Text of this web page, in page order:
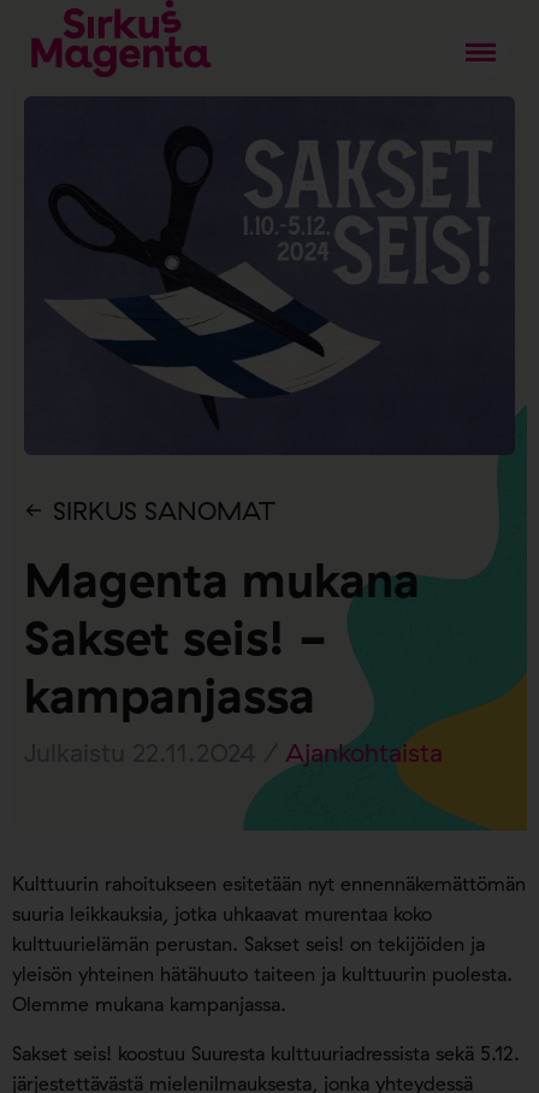
SIRKUS SANOMAT
Magenta mukana
Sakset seis! -
kampanjassa
Ajankohtaista
Kulttuurin rahoitukseen esitetään nyt ennennäkemättömän
suuria leikkauksia, jotka uhkaavat murentaa koko
kulttuurielämän perustan. Sakset seis! on tekijöiden ja
yleisön yhteinen hätähuuto taiteen ja kulttuurin puolesta.
Olemme mukana kampanjassa.
Sakset seis! koostuu Suuresta kulttuuriadressista sekä 5.12.
järjestettävästä mielenilmauksesta, jonka yhteydessä